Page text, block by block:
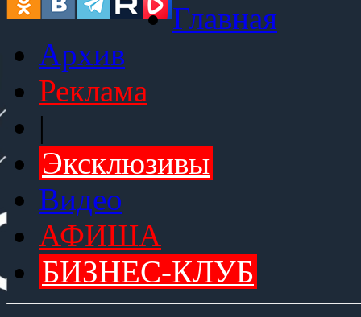
Главная
Архив
Реклама
|
Эксклюзивы
Видео
АФИША
БИЗНЕС-КЛУБ